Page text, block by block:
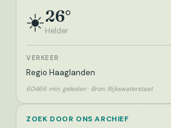
☀️26°
Helder
VERKEER
Regio Haaglanden
60466 min. geleden · Bron: Rijkswaterstaat
ZOEK DOOR ONS ARCHIEF